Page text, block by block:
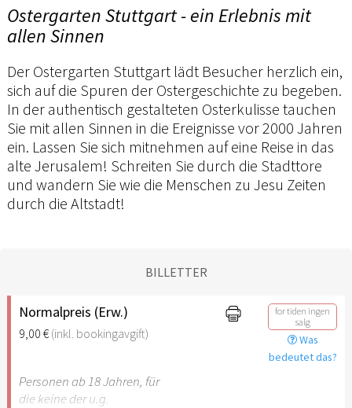
Ostergarten Stuttgart - ein Erlebnis mit
allen Sinnen
Der Ostergarten Stuttgart lädt Besucher herzlich ein,
sich auf die Spuren der Ostergeschichte zu begeben.
In der authentisch gestalteten Osterkulisse tauchen
Sie mit allen Sinnen in die Ereignisse vor 2000 Jahren
ein. Lassen Sie sich mitnehmen auf eine Reise in das
alte Jerusalem! Schreiten Sie durch die Stadttore
und wandern Sie wie die Menschen zu Jesu Zeiten
durch die Altstadt!
BILLETTER
Normalpreis (Erw.)
9,00 €(inkl. bookingavgift)
for tiden ingen
salg
Was
bedeutet das?
Personen ab 18 Jahren, für
die keine der u.g.